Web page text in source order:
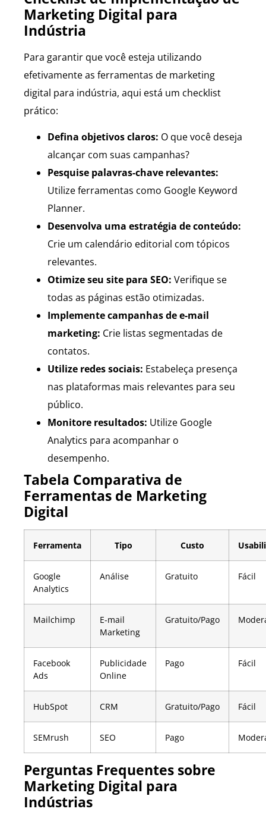
Marketing Digital para
Indústria
Para garantir que você esteja utilizando
efetivamente as ferramentas de marketing
digital para indústria, aqui está um checklist
prático:
Defina objetivos claros: O que você deseja
alcançar com suas campanhas?
Pesquise palavras-chave relevantes:
Utilize ferramentas como Google Keyword
Planner.
Desenvolva uma estratégia de conteúdo:
Crie um calendário editorial com tópicos
relevantes.
Otimize seu site para SEO: Verifique se
todas as páginas estão otimizadas.
Implemente campanhas de e-mail
marketing: Crie listas segmentadas de
contatos.
Utilize redes sociais: Estabeleça presença
nas plataformas mais relevantes para seu
público.
Monitore resultados: Utilize Google
Analytics para acompanhar o
desempenho.
Tabela Comparativa de
Ferramentas de Marketing
Digital
Ferramenta Tipo Custo
Google
Analytics
Análise Gratuito Fácil
Mailchimp
E-mail
Marketing
Gratuito/Pago
Facebook
Ads
Publicidade
Online
Pago Fácil
HubSpot CRM Gratuito/Pago Fácil
SEMrush SEO Pago
Perguntas Frequentes sobre
Marketing Digital para
Indústrias